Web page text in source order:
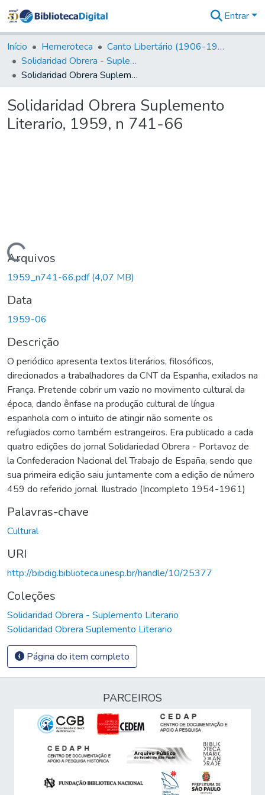
&
Coleções
Tudo na
Biblioteca
Estatísticas
Entrar
Início Hemeroteca
Canto Libertário (1906-1995)
Solidaridad Obrera - Suplemento Literario
Solidaridad Obrera Suplemento Literario, 1959, n 741-66
Solidaridad Obrera Suplemento
Literario, 1959, n 741-66
Carregando...
Arquivos
1959_n741-66.pdf(4,07 MB)
Data
1959-06
Descrição
O periódico apresenta textos literários, filosóficos,
direcionados a trabalhadores da CNT da Espanha, exilados na
França. Pretende cobrir um vazio no movimento cultural da
época, dando ênfase na produção cultural de língua
espanhola com o intuito de atingir não somente os
refugiados como também estrangeiros. Era publicado a cada
quatro edições do jornal Solidariedad Obrera - Portavoz de
la Confederacion Nacional del Trabajo de España, sendo que
sua primeira edição saiu juntamente com a edição de número
459 do referido jornal. Ilustrado (Incompleto 1954-1961)
Palavras-chave
Cultural
URI
http://bibdig.biblioteca.unesp.br/handle/10/25377
Coleções
Solidaridad Obrera - Suplemento Literario
Solidaridad Obrera Suplemento Literario
Página do item completo
PARCEIROS